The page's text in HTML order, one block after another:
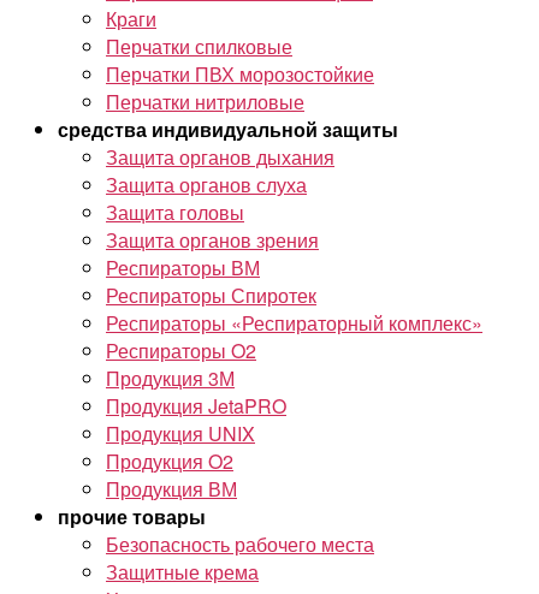
Краги
Перчатки спилковые
Перчатки ПВХ морозостойкие
Перчатки нитриловые
средства индивидуальной защиты
Защита органов дыхания
Защита органов слуха
Защита головы
Защита органов зрения
Респираторы ВМ
Респираторы Спиротек
Респираторы «Респираторный комплекс»
Респираторы O2
Продукция 3М
Продукция JetaPRO
Продукция UNIX
Продукция O2
Продукция ВМ
прочие товары
Безопасность рабочего места
Защитные крема